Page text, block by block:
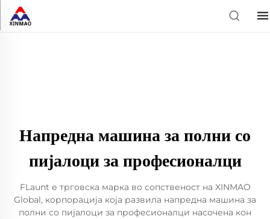
Напредна машина за полни со
пијалоци за професионалци
FLaunt е трговска марка во сопственост на XINMAO
Global, корпорација која развила напредна машина за
полни со пијалоци за професионалци насочена кон